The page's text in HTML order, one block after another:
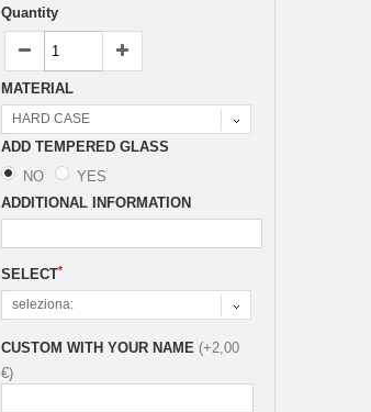
Quantity
MATERIAL
HARD CASE
ADD TEMPERED GLASS
NO
YES
ADDITIONAL INFORMATION
SELECT*
seleziona:
CUSTOM WITH YOUR NAME (+2,00
€)